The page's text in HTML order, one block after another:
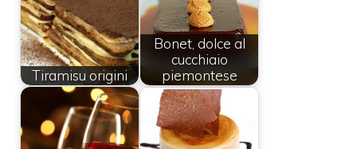
Tiramisu origini
Bonet, dolce al
cucchiaio
piemontese